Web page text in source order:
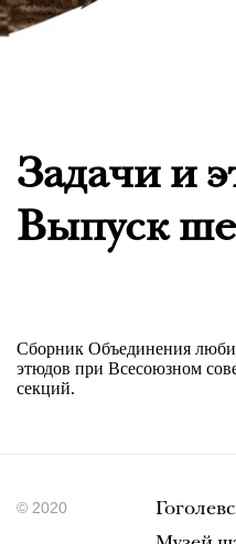
Задачи и
Выпуск
Сборник Объединения
этюдов при Всесоюзном
секций.
© 2020